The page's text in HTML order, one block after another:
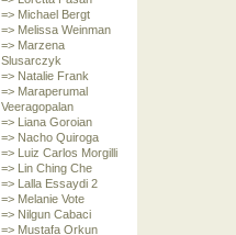
=> Michael Bergt
=> Melissa Weinman
=> Marzena
Slusarczyk
=> Natalie Frank
=> Maraperumal
Veeragopalan
=> Liana Goroian
=> Nacho Quiroga
=> Luiz Carlos Morgilli
=> Lin Ching Che
=> Lalla Essaydi 2
=> Melanie Vote
=> Nilgun Cabaci
=> Mustafa Orkun